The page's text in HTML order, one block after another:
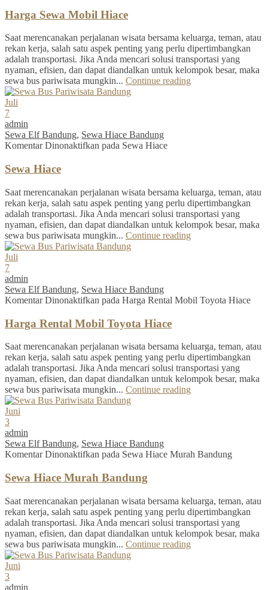
Harga Sewa Mobil Hiace
Saat merencanakan perjalanan wisata bersama keluarga, teman, atau
rekan kerja, salah satu aspek penting yang perlu dipertimbangkan
adalah transportasi. Jika Anda mencari solusi transportasi yang
nyaman, efisien, dan dapat diandalkan untuk kelompok besar, maka
sewa bus pariwisata mungkin... Continue reading
Juli
7
admin
Sewa Elf Bandung, Sewa Hiace Bandung
Komentar Dinonaktifkan pada Sewa Hiace
Sewa Hiace
Saat merencanakan perjalanan wisata bersama keluarga, teman, atau
rekan kerja, salah satu aspek penting yang perlu dipertimbangkan
adalah transportasi. Jika Anda mencari solusi transportasi yang
nyaman, efisien, dan dapat diandalkan untuk kelompok besar, maka
sewa bus pariwisata mungkin... Continue reading
Juli
7
admin
Sewa Elf Bandung, Sewa Hiace Bandung
Komentar Dinonaktifkan pada Harga Rental Mobil Toyota Hiace
Harga Rental Mobil Toyota Hiace
Saat merencanakan perjalanan wisata bersama keluarga, teman, atau
rekan kerja, salah satu aspek penting yang perlu dipertimbangkan
adalah transportasi. Jika Anda mencari solusi transportasi yang
nyaman, efisien, dan dapat diandalkan untuk kelompok besar, maka
sewa bus pariwisata mungkin... Continue reading
Juni
3
admin
Sewa Elf Bandung, Sewa Hiace Bandung
Komentar Dinonaktifkan pada Sewa Hiace Murah Bandung
Sewa Hiace Murah Bandung
Saat merencanakan perjalanan wisata bersama keluarga, teman, atau
rekan kerja, salah satu aspek penting yang perlu dipertimbangkan
adalah transportasi. Jika Anda mencari solusi transportasi yang
nyaman, efisien, dan dapat diandalkan untuk kelompok besar, maka
sewa bus pariwisata mungkin... Continue reading
Juni
3
admin